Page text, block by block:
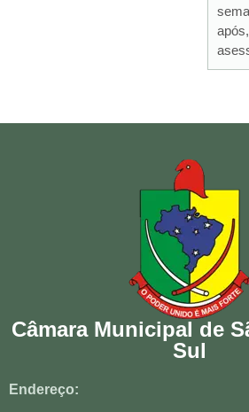
Câmara Municipal de
Sul
Endereço: